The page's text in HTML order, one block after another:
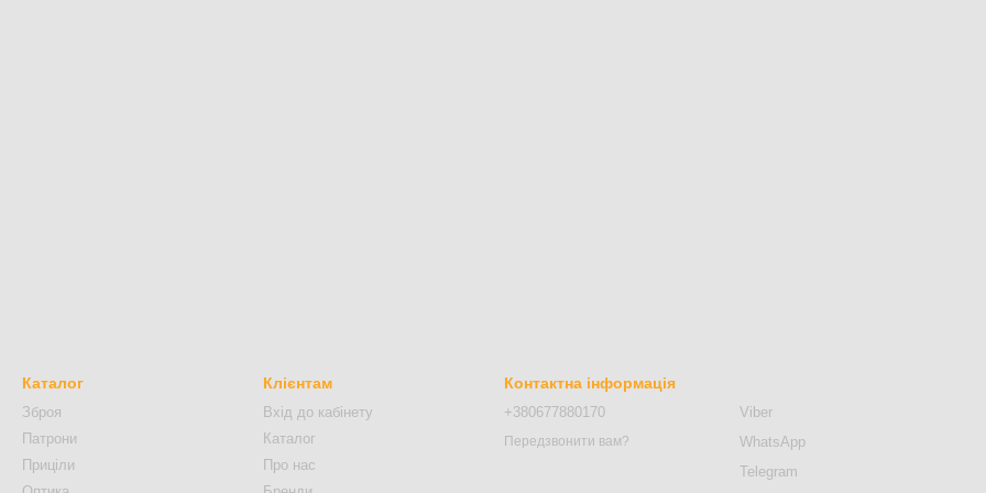
Каталог
Зброя
Патрони
Приціли
Клієнтам
Вхід до кабінету
Каталог
Про нас
Контактна інформація
+380677880170
Передзвонити вам?
Viber
WhatsApp
Telegram